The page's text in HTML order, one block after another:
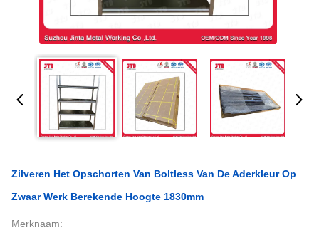
Zilveren Het Opschorten Van Boltless Van De Aderkleur Op
Zwaar Werk Berekende Hoogte 1830mm
Merknaam: